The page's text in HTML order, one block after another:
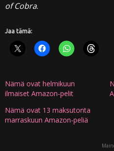
of Cobra.
Jaa tämä:
Nämä ovat helmikuun
ilmaiset Amazon-pelit
Nämä ovat 13 maksutonta
marraskuun Amazon-peliä